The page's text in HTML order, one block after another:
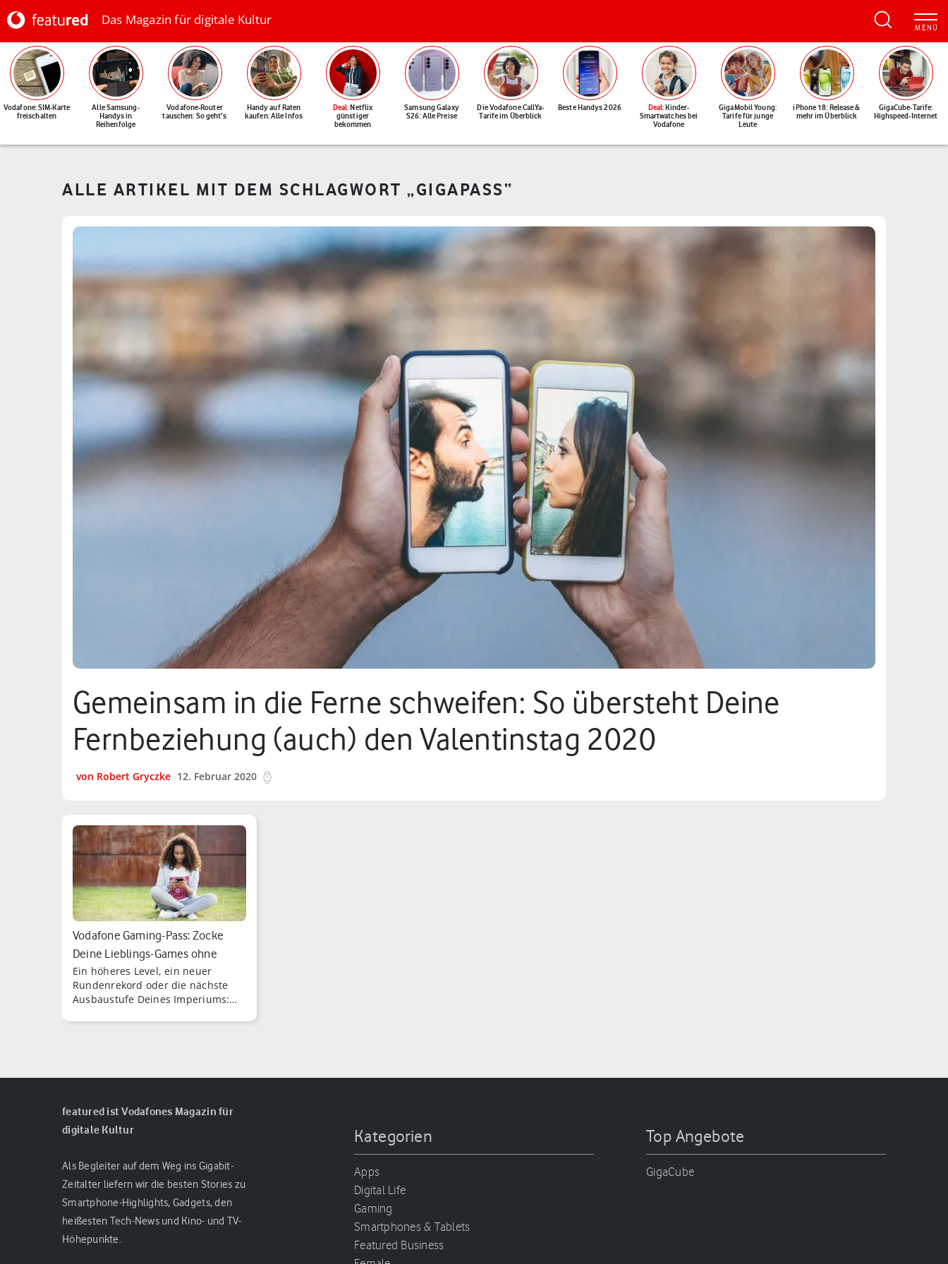
Das Magazin für digitale Kultur
Vodafone: SIM-Karte
freischalten
Alle Samsung-
Handys in
Reihenfolge
Vodafone-Router
tauschen: So geht's
Handy auf Raten
kaufen: Alle Infos
Deal: Netflix
günstiger
bekommen
Samsung Galaxy
S26: Alle Preise
Die Vodafone CallYa-
Tarife im Überblick
Beste Handys 2026 Deal: Kinder-
Smartwatches bei
Vodafone
GigaMobil Young:
Tarife für junge
Leute
iPhone 18: Release &
mehr im Überblick
GigaCube-Tarife:
Highspeed-Internet
ALLE ARTIKEL MIT DEM SCHLAGWORT „GIGAPASS“
Gemeinsam in die Ferne schweifen: So übersteht Deine
Fernbeziehung (auch) den Valentinstag 2020
von Robert Gryczke 12. Februar 2020
Vodafone Gaming-Pass: Zocke
Deine Lieblings-Games ohne
Datenverbr…
Ein höheres Level, ein neuer
Rundenrekord oder die nächste
Ausbaustufe Deines Imperiums:
featured ist Vodafones Magazin für
digitale Kultur
Als Begleiter auf dem Weg ins Gigabit-
Zeitalter liefern wir die besten Stories zu
Smartphone-Highlights, Gadgets, den
heißesten Tech-News und Kino- und TV-
Höhepunkte.
Kategorien
Apps
Digital Life
Gaming
Smartphones & Tablets
Featured Business
Top Angebote
GigaCube